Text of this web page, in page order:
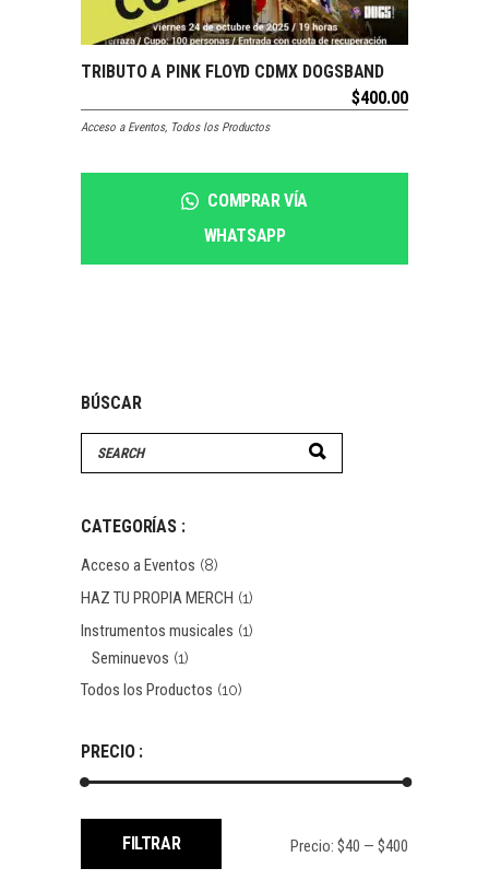
SOLDOUTLEER MÁS
TRIBUTO A PINK FLOYD CDMX DOGSBAND
$400.00
Acceso a Eventos, Todos los Productos
COMPRAR VÍA
WHATSAPP
BÚSCAR
CATEGORÍAS :
Acceso a Eventos (8)
HAZ TU PROPIA MERCH (1)
Instrumentos musicales (1)
Seminuevos (1)
Todos los Productos (10)
PRECIO :
FILTRAR Precio: $40 — $400